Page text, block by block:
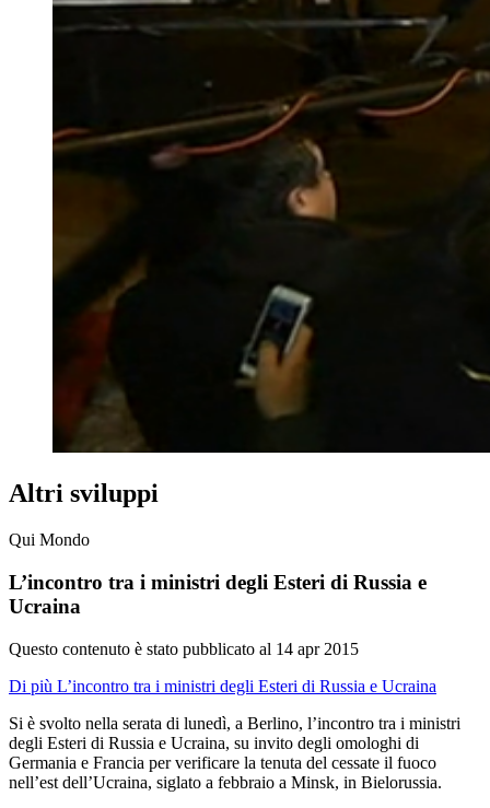
Altri sviluppi
Qui Mondo
L’incontro tra i ministri degli Esteri di Russia e
Ucraina
Questo contenuto è stato pubblicato al 14 apr 2015
Di più L’incontro tra i ministri degli Esteri di Russia e Ucraina
Si è svolto nella serata di lunedì, a Berlino, l’incontro tra i ministri
degli Esteri di Russia e Ucraina, su invito degli omologhi di
Germania e Francia per verificare la tenuta del cessate il fuoco
nell’est dell’Ucraina, siglato a febbraio a Minsk, in Bielorussia.